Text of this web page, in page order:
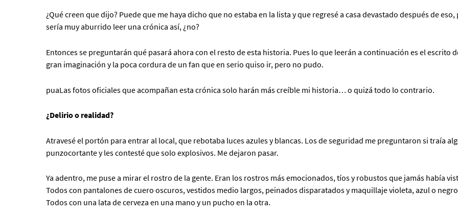
¿Qué creen que dijo? Puede que me haya dicho que no estaba en la lista y que regresé a casa devastado después de eso,
sería muy aburrido leer una crónica así, ¿no?
Entonces se preguntarán qué pasará ahora con el resto de esta historia. Pues lo que leerán a continuación es el escrito
gran imaginación y la poca cordura de un fan que en serio quiso ir, pero no pudo.
puaLas fotos oficiales que acompañan esta crónica solo harán más creíble mi historia… o quizá todo lo contrario.
¿Delirio o realidad?
Atravesé el portón para entrar al local, que rebotaba luces azules y blancas. Los de seguridad me preguntaron si traía
punzocortante y les contesté que solo explosivos. Me dejaron pasar.
Ya adentro, me puse a mirar el rostro de la gente. Eran los rostros más emocionados, tíos y robustos que jamás había
Todos con pantalones de cuero oscuros, vestidos medio largos, peinados disparatados y maquillaje violeta, azul o
Todos con una lata de cerveza en una mano y un pucho en la otra.